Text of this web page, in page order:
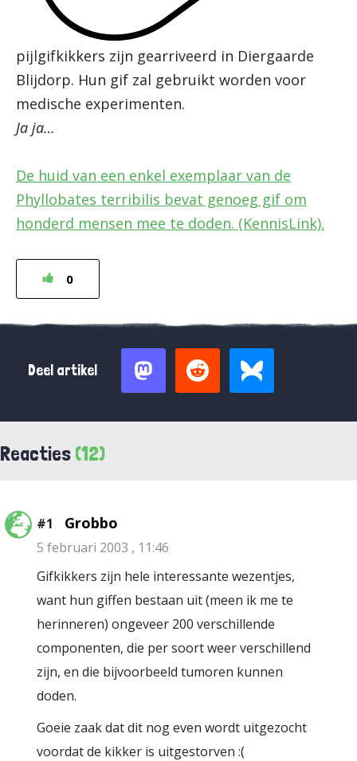
pijlgifkikkers zijn gearriveerd in Diergaarde
Blijdorp. Hun gif zal gebruikt worden voor
medische experimenten.
Ja ja…
De huid van een enkel exemplaar van de
Phyllobates terribilis bevat genoeg gif om
honderd mensen mee te doden. (KennisLink).
0
Deel artikel
Reacties (12)
#1 Grobbo
5 februari 2003 , 11:46
Gifkikkers zijn hele interessante wezentjes,
want hun giffen bestaan uit (meen ik me te
herinneren) ongeveer 200 verschillende
componenten, die per soort weer verschillend
zijn, en die bijvoorbeeld tumoren kunnen
doden.
Goeie zaak dat dit nog even wordt uitgezocht
voordat de kikker is uitgestorven :(